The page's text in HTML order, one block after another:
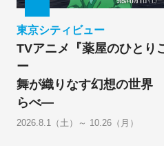
東京シティビュー
TVアニメ『薬屋のひとり
ー
舞が織りなす幻想の世
らべ―
2026.8.1（土）～ 10.26（月）